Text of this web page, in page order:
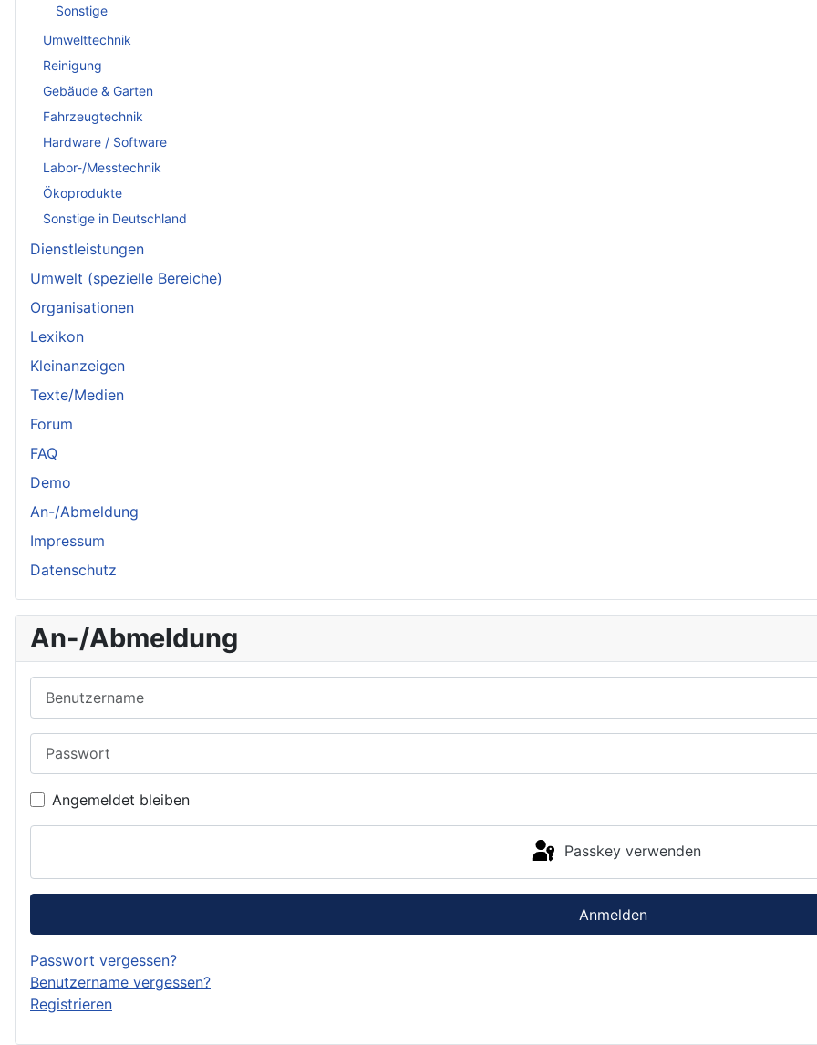
Sonstige
Umwelttechnik
Reinigung
Gebäude & Garten
Fahrzeugtechnik
Hardware / Software
Labor-/Messtechnik
Ökoprodukte
Sonstige in Deutschland
Dienstleistungen
Umwelt (spezielle Bereiche)
Organisationen
Lexikon
Kleinanzeigen
Texte/Medien
Forum
FAQ
Demo
An-/Abmeldung
Impressum
Datenschutz
An-/Abmeldung
Angemeldet bleiben
Passkey verwenden
Anmelden
Passwort vergessen?
Benutzername vergessen?
Registrieren